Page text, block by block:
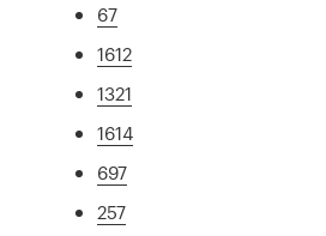
67
1612
1321
1614
697
257